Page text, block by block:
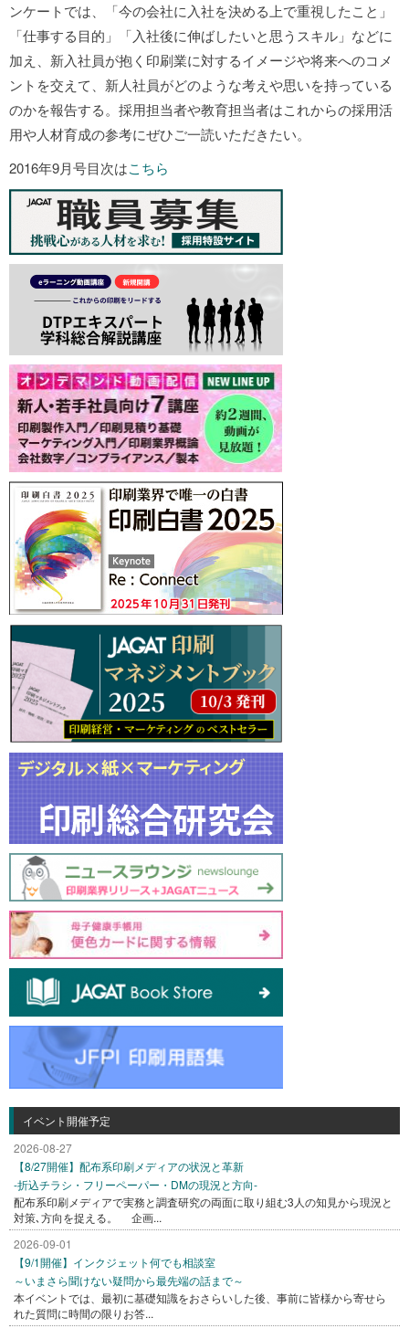
ンケートでは、「今の会社に入社を決める上で重視したこと」
「仕事する目的」「入社後に伸ばしたいと思うスキル」などに
加え、新入社員が抱く印刷業に対するイメージや将来へのコメ
ントを交えて、新人社員がどのような考えや思いを持っている
のかを報告する。採用担当者や教育担当者はこれからの採用活
用や人材育成の参考にぜひご一読いただきたい。
2016年9月号目次はこちら
イベント開催予定
2026-08-27
【8/27開催】配布系印刷メディアの状況と革新
-折込チラシ・フリーペーパー・DMの現況と方向-
配布系印刷メディアで実務と調査研究の両面に取り組む3人の知見から現況と
対策､方向を捉える。 企画...
2026-09-01
【9/1開催】インクジェット何でも相談室
～いまさら聞けない疑問から最先端の話まで～
本イベントでは、最初に基礎知識をおさらいした後、事前に皆様から寄せら
れた質問に時間の限りお答...